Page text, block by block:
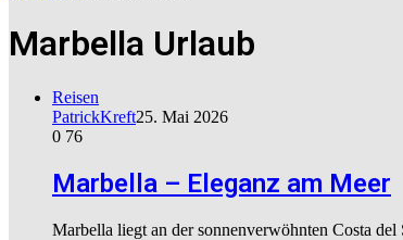
Marbella Urlaub
Reisen
PatrickKreft25. Mai 2026
0 76
Marbella – Eleganz am Meer
Marbella liegt an der sonnenverwöhnten Costa